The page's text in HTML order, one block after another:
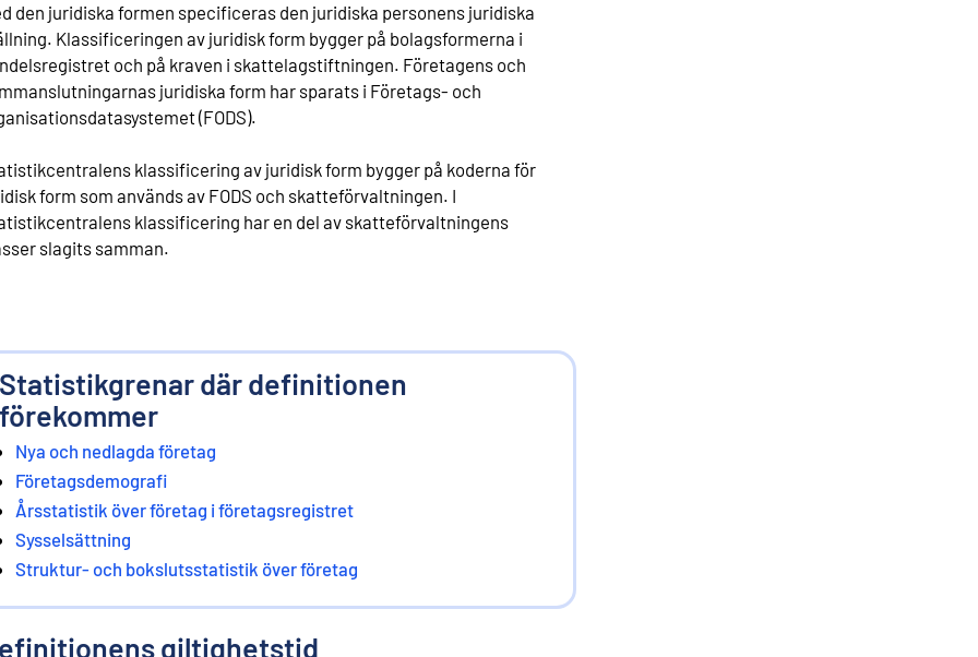
den juridiska formen specificeras den juridiska personens juridiska
Klassificeringen av juridisk form bygger på bolagsformerna i
och på kraven i skattelagstiftningen. Företagens och
juridiska form har sparats i Företags- och
(FODS).
klassificering av juridisk form bygger på koderna för
form som används av FODS och skatteförvaltningen. I
klassificering har en del av skatteförvaltningens
slagits samman.
Statistikgrenar där definitionen
förekommer
Nya och nedlagda företag
Företagsdemografi
Årsstatistik över företag i företagsregistret
Sysselsättning
Struktur- och bokslutsstatistik över företag
giltighetstid